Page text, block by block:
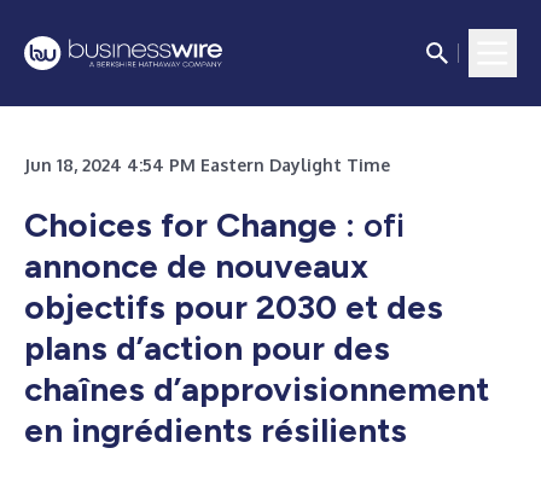
Jun 18, 2024 4:54 PM Eastern Daylight Time
Choices for Change : ofi
annonce de nouveaux
objectifs pour 2030 et des
plans d’action pour des
chaînes d’approvisionnement
en ingrédients résilients